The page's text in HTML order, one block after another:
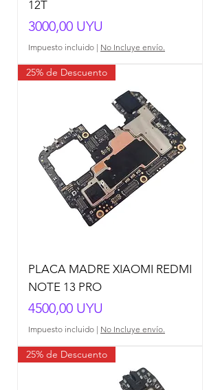
12T
Precio
3000,00 UYU
Impuesto incluido | No Incluye envío.
25% de Descuento
PLACA MADRE XIAOMI REDMI
NOTE 13 PRO
Precio
4500,00 UYU
Impuesto incluido | No Incluye envío.
25% de Descuento